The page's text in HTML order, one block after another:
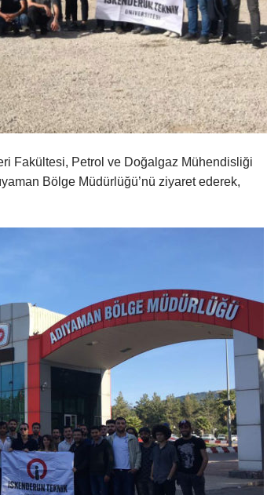
Fakültesi, Petrol ve Doğalgaz Mühendisliği
Bölge Müdürlüğü’nü ziyaret ederek,